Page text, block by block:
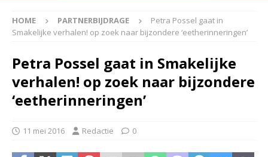
HOME PARTNERBIJDRAGE
Petra Possel gaat in
Smakelijke verhalen! op zoek naar bijzondere ‘eetherinneringen’
Petra Possel gaat in Smakelijke
verhalen! op zoek naar bijzondere
‘eetherinneringen’
11 mei 2016 Redactie 0